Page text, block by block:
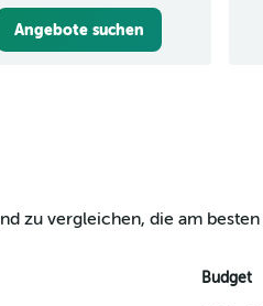
Angebote suchen
zu vergleichen, die am besten
Budget